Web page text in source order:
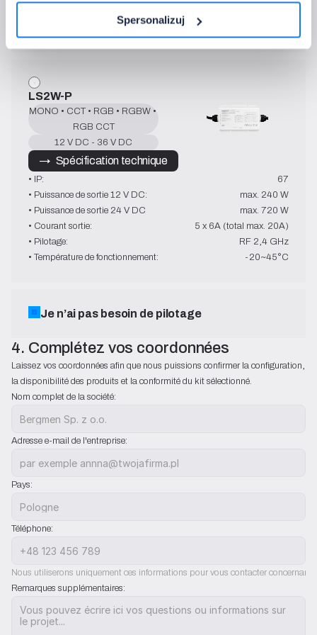
Spersonalizuj
• Température de fonctionnement:
LS2W-P
MONO • CCT • RGB • RGBW •
RGB CCT
12 V DC - 36 V DC
→   Spécification technique
• IP:
67
• Puissance de sortie 12 V DC:
max. 240 W
• Puissance de sortie 24 V DC
max. 720 W
• Courant sortie:
5 x 6A (total max. 20A)
• Pilotage:
RF 2,4 GHz
• Température de fonctionnement:
-20~45°C
Je n’ai pas besoin de pilotage
4. Complétez vos coordonnées
Laissez vos coordonnées afin que nous puissions confirmer la configuration,
la disponibilité des produits et la conformité du kit sélectionné.
Nom complet de la société:
Adresse e-mail de l'entreprise:
Pays:
Téléphone:
Nous utiliserons uniquement ces informations pour vous contacter
Remarques supplémentaires: